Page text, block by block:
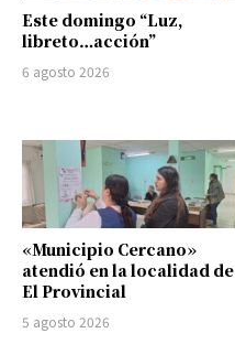
Este domingo “Luz,
libreto…acción”
6 agosto 2026
«Municipio Cercano»
atendió en la localidad de
El Provincial
5 agosto 2026